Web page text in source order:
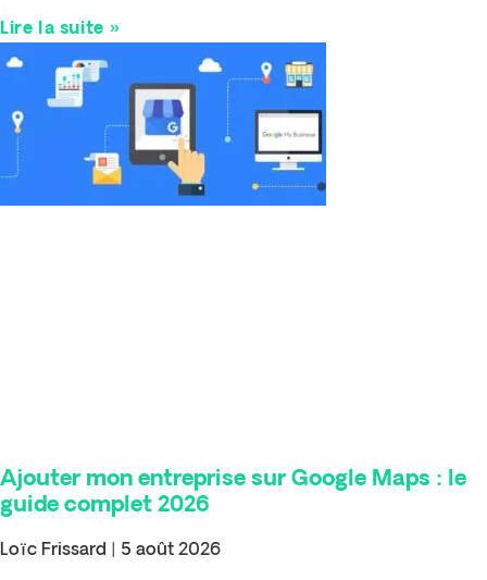
Lire la suite »
Ajouter mon entreprise sur Google Maps : le
guide complet 2026
Loïc Frissard 5 août 2026